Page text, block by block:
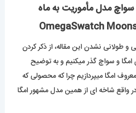
مدل مأموریت به ماه
OmegaSwatch
طولانی نشدن این مقاله، از ذکر کردن
و سواچ گذر میکنیم و به توضیح
امگا میپردازیم چرا که محصولی که
واقع شاخه ای از همین مدل مشهور امگا